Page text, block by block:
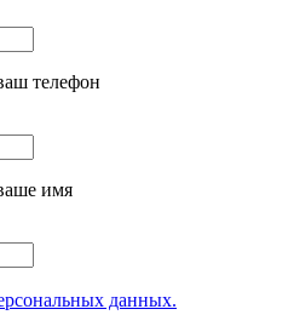
телефон
имя
данных.